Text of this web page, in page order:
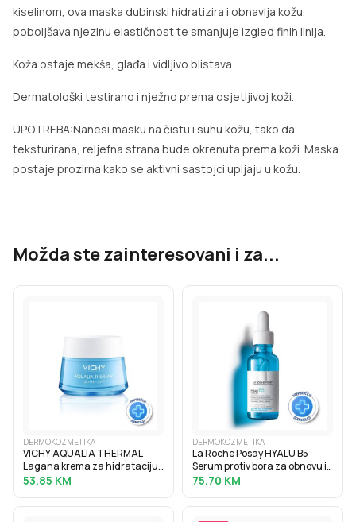
kiselinom, ova maska dubinski hidratizira i obnavlja kožu,
poboljšava njezinu elastičnost te smanjuje izgled finih linija.
Koža ostaje mekša, glađa i vidljivo blistava.
Dermatološki testirano i nježno prema osjetljivoj koži.
UPOTREBA:Nanesi masku na čistu i suhu kožu, tako da
teksturirana, reljefna strana bude okrenuta prema koži. Maska
postaje prozirna kako se aktivni sastojci upijaju u kožu.
Možda ste zainteresovani i za...
DERMOKOZMETIKA
VICHY AQUALIA THERMAL
Lagana krema za hidrataciju
kože s hijaluronskom
53.85 KM
DERMOKOZMETIKA
La Roche Posay HYALU B5
Serum protiv bora za obnovu i
punoću kože s hijaluronskom
75.70 KM